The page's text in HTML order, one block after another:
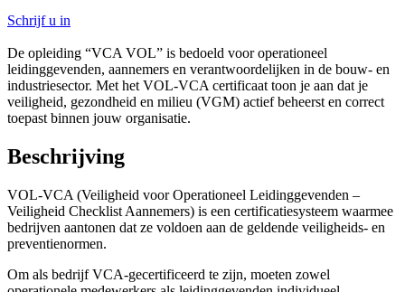
Schrijf u in
De opleiding “VCA VOL” is bedoeld voor operationeel
leidinggevenden, aannemers en verantwoordelijken in de bouw- en
industriesector. Met het VOL-VCA certificaat toon je aan dat je
veiligheid, gezondheid en milieu (VGM) actief beheerst en correct
toepast binnen jouw organisatie.
Beschrijving
VOL-VCA (Veiligheid voor Operationeel Leidinggevenden –
Veiligheid Checklist Aannemers) is een certificatiesysteem waarmee
bedrijven aantonen dat ze voldoen aan de geldende veiligheids- en
preventienormen.
Om als bedrijf VCA-gecertificeerd te zijn, moeten zowel